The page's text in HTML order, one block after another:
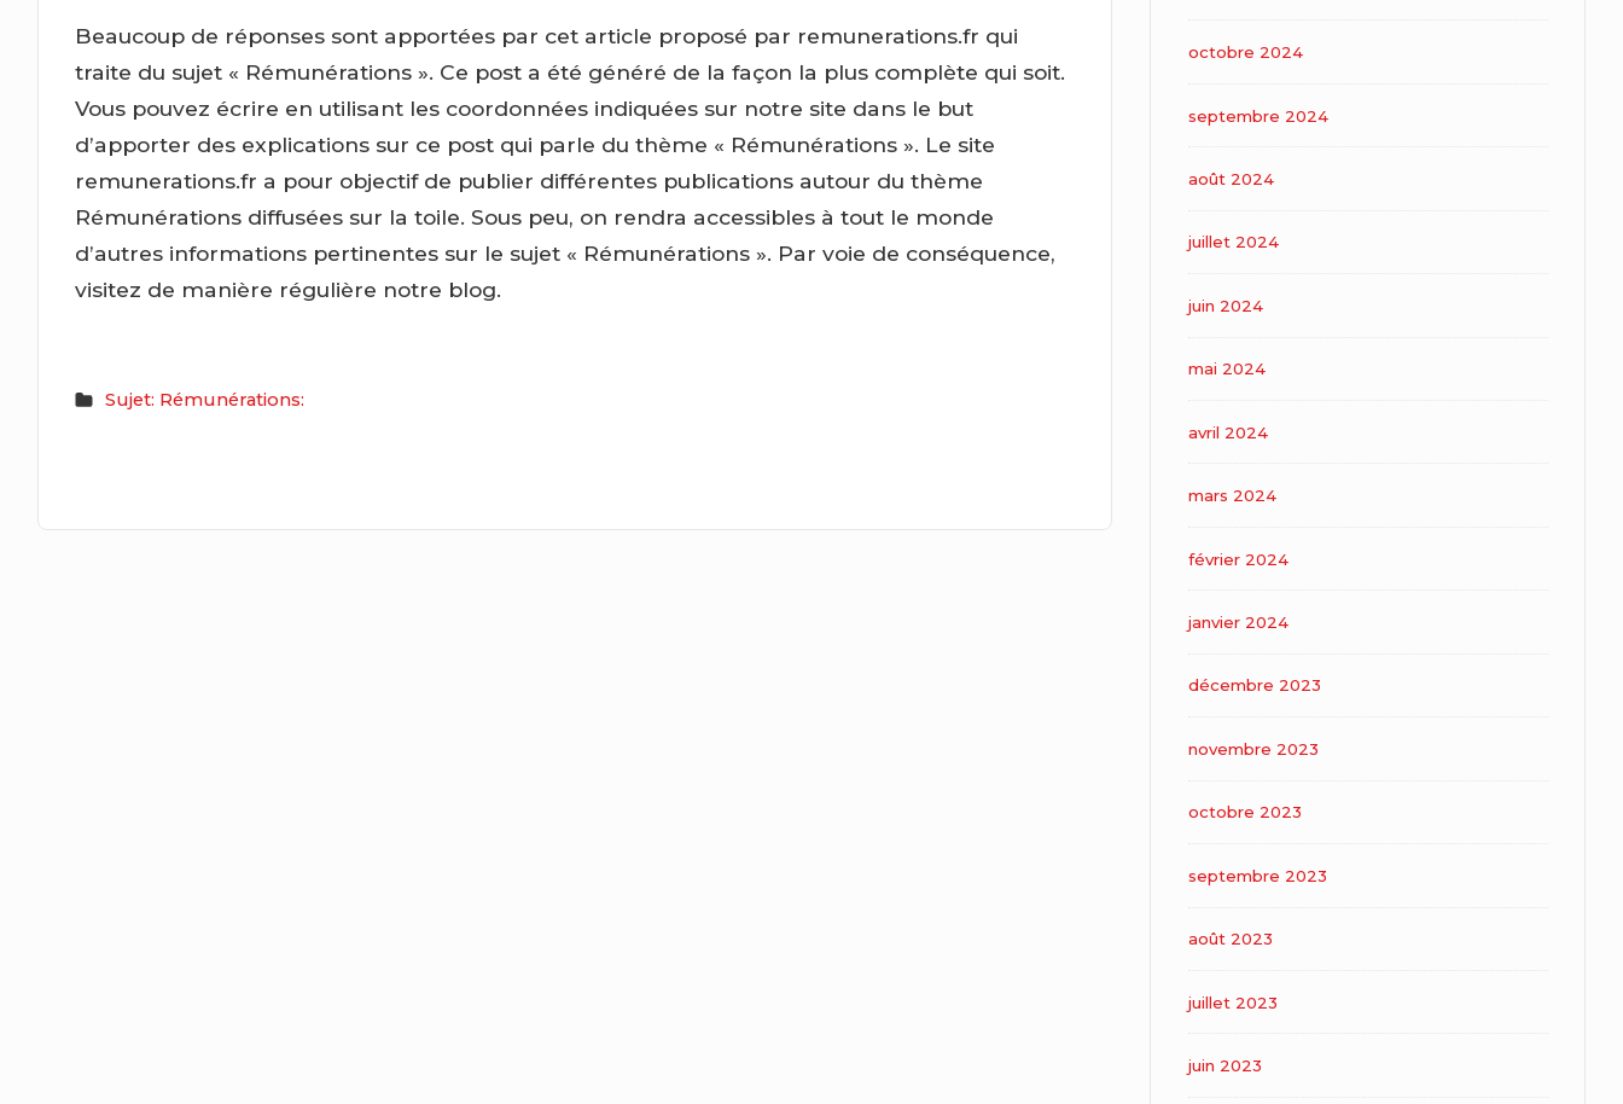
Beaucoup de réponses sont apportées par cet article proposé par remunerations.fr qui
traite du sujet « Rémunérations ». Ce post a été généré de la façon la plus complète qui soit.
Vous pouvez écrire en utilisant les coordonnées indiquées sur notre site dans le but
d’apporter des explications sur ce post qui parle du thème « Rémunérations ». Le site
remunerations.fr a pour objectif de publier différentes publications autour du thème
Rémunérations diffusées sur la toile. Sous peu, on rendra accessibles à tout le monde
d’autres informations pertinentes sur le sujet « Rémunérations ». Par voie de conséquence,
visitez de manière régulière notre blog.
Sujet: Rémunérations:
octobre 2024
septembre 2024
août 2024
juillet 2024
juin 2024
mai 2024
avril 2024
mars 2024
février 2024
janvier 2024
décembre 2023
novembre 2023
octobre 2023
septembre 2023
août 2023
juillet 2023
juin 2023